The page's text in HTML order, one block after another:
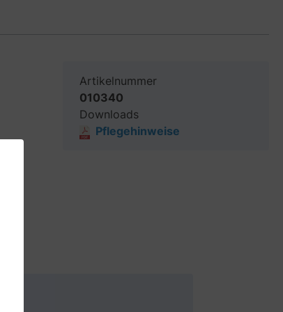
Artikelnummer
010340
Downloads
Pflegehinweise